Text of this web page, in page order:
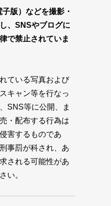
版）などを撮影・
、SNSやブログに
で禁止されていま
ている写真および
キャン等を行なっ
SNS等に公開、ま
・配布する行為は
害するものであ
事罰が科され、あ
される可能性があ
い。